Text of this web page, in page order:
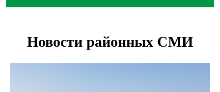
Остановку электричек о.п. Радуга Сибири начали строить
Транспортная прокуратура проверит S7 после инцидента